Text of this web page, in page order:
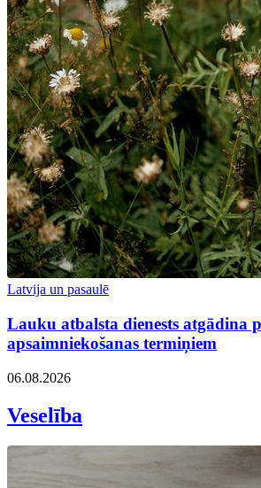
Latvija un pasaulē
Lauku atbalsta dienests atgādina
apsaimniekošanas termiņiem
06.08.2026
Veselība